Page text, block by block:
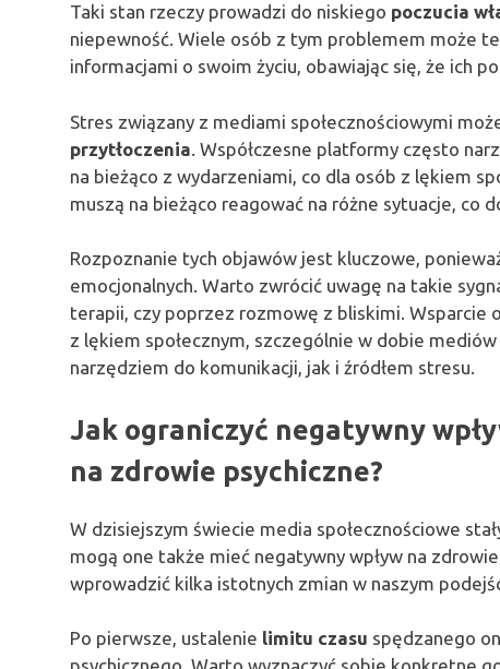
Taki stan rzeczy prowadzi do niskiego poczucia
niepewność. Wiele osób z tym problemem może
informacjami o swoim życiu, obawiając się, że ich
Stres związany z mediami społecznościowymi
przytłoczenia . Współczesne platformy często
na bieżąco z wydarzeniami, co dla osób z lękiem
muszą na bieżąco reagować na różne sytuacje, co
Rozpoznanie tych objawów jest kluczowe,
emocjonalnych. Warto zwrócić uwagę na takie
terapii, czy poprzez rozmowę z bliskimi.
z lękiem społecznym, szczególnie w dobie
narzędziem do komunikacji, jak i źródłem stresu.
Jak ograniczyć negatywny
na zdrowie psychiczne?
W dzisiejszym świecie media społecznościowe
mogą one także mieć negatywny wpływ na
wprowadzić kilka istotnych zmian w naszym
Po pierwsze, ustalenie limitu czasu spędzanego